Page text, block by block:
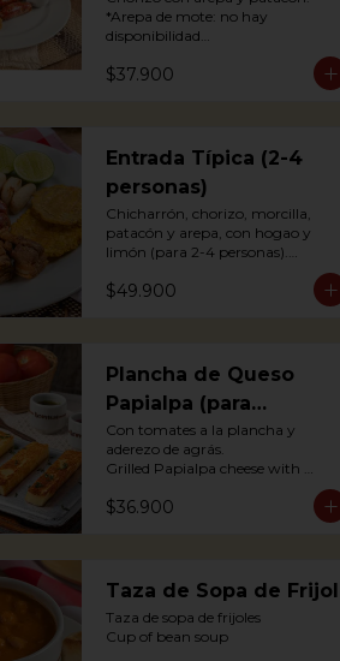
*Arepa de mote: no hay
disponibilidad
Antioquian Sausage with arepa
and green plantains.
$37.900
Entrada Típica (2-4
personas)
Chicharrón, chorizo, morcilla,
patacón y arepa, con hogao y
limón (para 2-4 personas).
disponibilidad
persons).
$49.900
Plancha de Queso
Papialpa (para
compartir)
Con tomates a la plancha y
aderezo de agrás.
Grilled Papialpa cheese with
dressing
$36.900
Taza de Sopa de Frijol
Taza de sopa de frijoles
Cup of bean soup